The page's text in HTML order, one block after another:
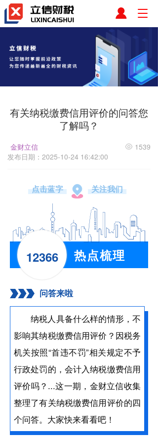
T
g
l
e
n
a
g
o
有关纳税缴费信用评价的问答您
了解吗？
金财立信
发布日期：2025-10-24 16:42:00
1539
点击蓝字 关注我们
12366 热点梳理
问答来啦
纳税人具备什么样的情形，不
影响其纳税缴费信用评价？因税务
机关按照“首违不罚”相关规定不予
行政处罚的，会计入纳税缴费信用
评价吗？...这一期，金财立信收集
整理了有关纳税缴费信用评价的四
个问答。大家快来看看吧！